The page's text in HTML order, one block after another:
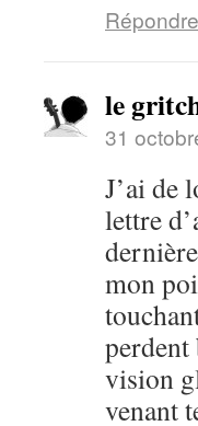
Répondre
le
31
J’ai de
lettre
mon
perdent
vision
venant